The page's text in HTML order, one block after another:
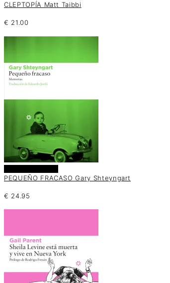
CLEPTOPÍA Matt Taibbi
€ 21.00
PEQUEÑO FRACASO Gary Shteyngart
€ 24.95